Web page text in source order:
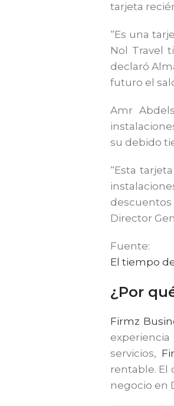
tarjeta
“Es una
Nol Travel
declaró
futuro el
Amr
su debido
“Esta
descuentos
Director
Fuente:
El tiempo
¿Por
Firmz
servicios,
rentable. El
negocio en